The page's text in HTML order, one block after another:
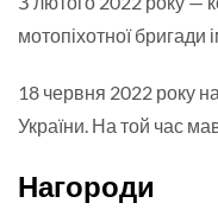
мотопіхотної бригади
18 червня 2022 року
України. На той час
Нагороди